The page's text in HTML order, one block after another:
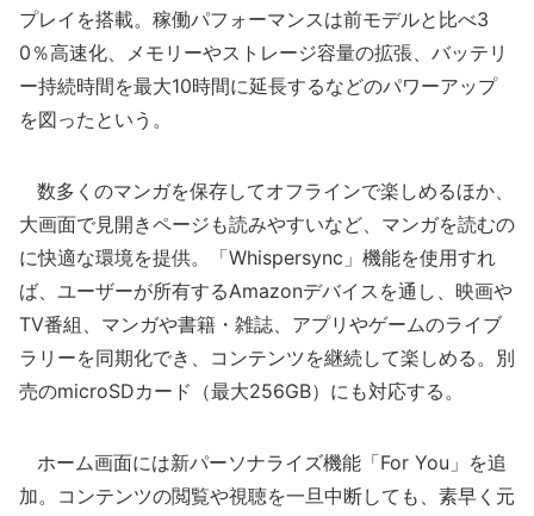
プレイを搭載。稼働パフォーマンスは前モデルと比べ3
0％高速化、メモリーやストレージ容量の拡張、バッテリ
ー持続時間を最大10時間に延長するなどのパワーアップ
を図ったという。
数多くのマンガを保存してオフラインで楽しめるほか、
大画面で見開きページも読みやすいなど、マンガを読むの
に快適な環境を提供。「Whispersync」機能を使用すれ
ば、ユーザーが所有するAmazonデバイスを通し、映画や
TV番組、マンガや書籍・雑誌、アプリやゲームのライブ
ラリーを同期化でき、コンテンツを継続して楽しめる。別
売のmicroSDカード（最大256GB）にも対応する。
ホーム画面には新パーソナライズ機能「For You」を追
加。コンテンツの閲覧や視聴を一旦中断しても、素早く元